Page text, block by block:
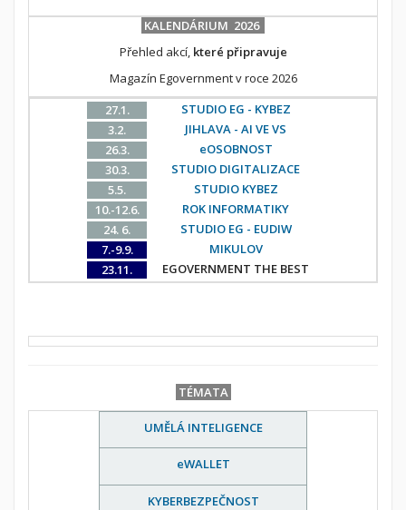
KALENDÁRIUM 2026
Přehled akcí, které připravuje
Magazín Egovernment v roce 2026
27.1.
STUDIO EG - KYBEZ
3.2.
JIHLAVA - AI VE VS
26.3.
eOSOBNOST
30.3.
STUDIO DIGITALIZACE
5.5.
STUDIO KYBEZ
10.-12.6.
ROK INFORMATIKY
24. 6.
STUDIO EG - EUDIW
7.-9.9.
MIKULOV
23.11.
EGOVERNMENT THE BEST
TÉMATA
UMĚLÁ INTELIGENCE
eWALLET
KYBERBEZPEČNOST